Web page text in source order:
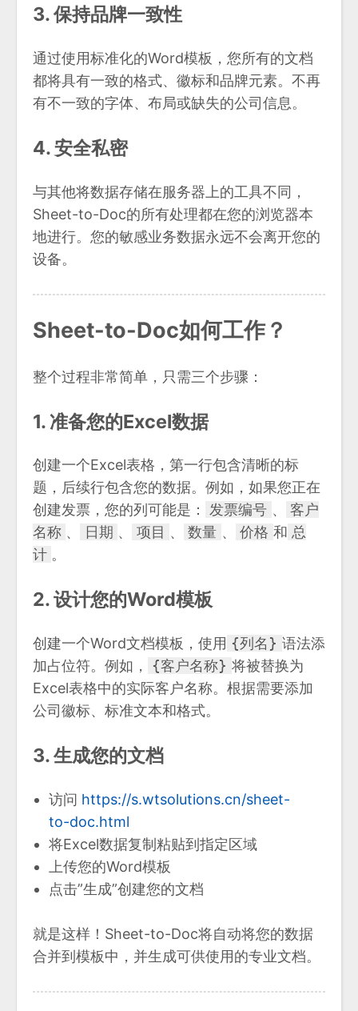
3. 保持品牌一致性
通过使用标准化的Word模板，您所有的文档
都将具有一致的格式、徽标和品牌元素。不再
有不一致的字体、布局或缺失的公司信息。
4. 安全私密
与其他将数据存储在服务器上的工具不同，
Sheet-to-Doc的所有处理都在您的浏览器本
地进行。您的敏感业务数据永远不会离开您的
设备。
Sheet-to-Doc如何工作？
整个过程非常简单，只需三个步骤：
1. 准备您的Excel数据
创建一个Excel表格，第一行包含清晰的标
题，后续行包含您的数据。例如，如果您正在
创建发票，您的列可能是：
发票编号 、
客户
名称 、 日期 、 项目 、 数量 、 价格 和 总
计 。
2. 设计您的Word模板
创建一个Word文档模板，使用 {列名} 语法添
加占位符。例如，
{客户名称} 将被替换为
Excel表格中的实际客户名称。根据需要添加
公司徽标、标准文本和格式。
3. 生成您的文档
访问 https://s.wtsolutions.cn/sheet-
to-doc.html
将Excel数据复制粘贴到指定区域
上传您的Word模板
点击”生成”创建您的文档
就是这样！Sheet-to-Doc将自动将您的数据
合并到模板中，并生成可供使用的专业文档。